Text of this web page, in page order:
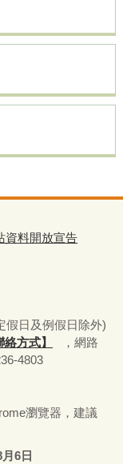
資料開放宣告
假日及例假日除外)
絡方式】
，網路
4803
瀏覽器，建議
6日